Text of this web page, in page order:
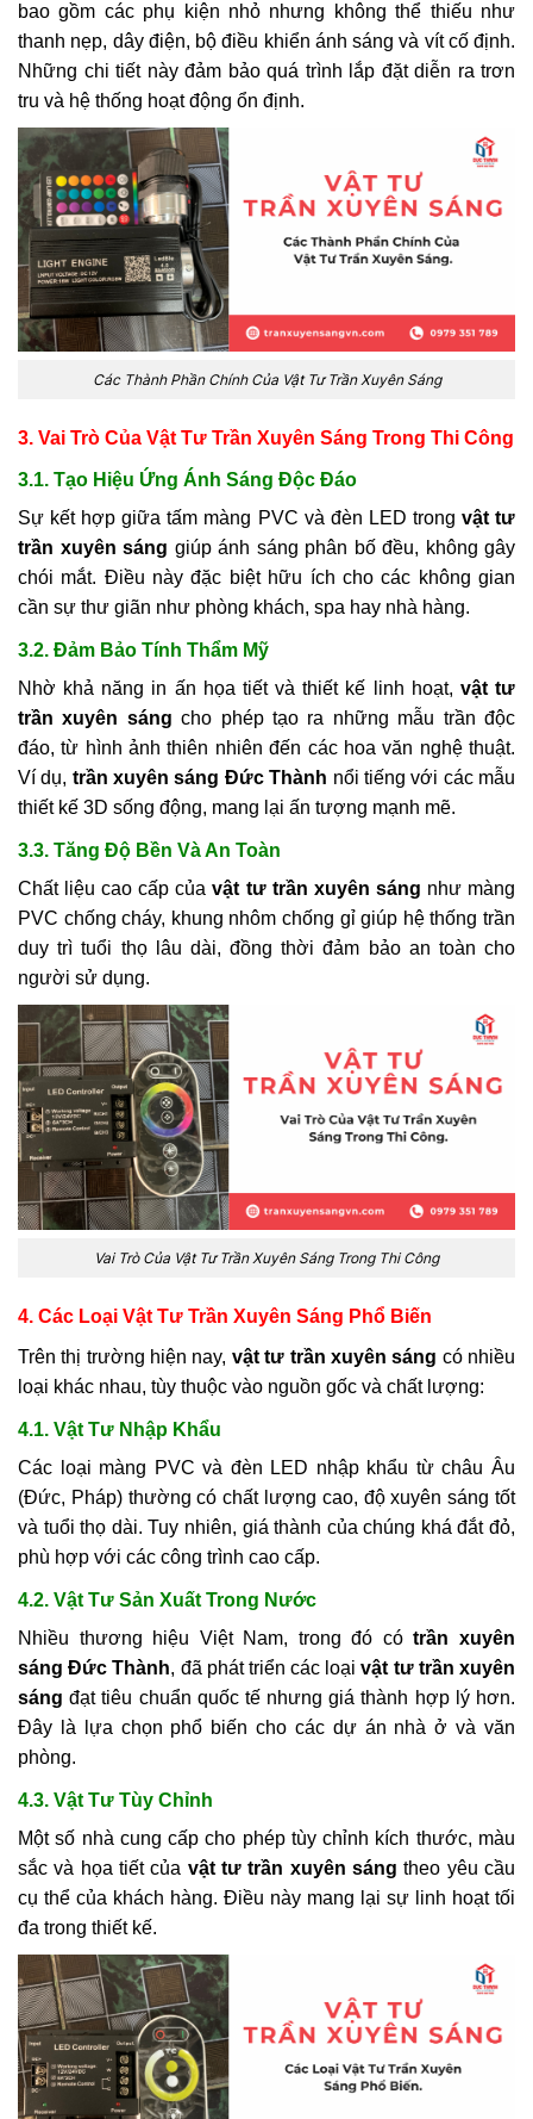
bao gồm các phụ kiện nhỏ nhưng không thể thiếu như
thanh nẹp, dây điện, bộ điều khiển ánh sáng và vít cố định.
Những chi tiết này đảm bảo quá trình lắp đặt diễn ra trơn
tru và hệ thống hoạt động ổn định.
Các Thành Phần Chính Của Vật Tư Trần Xuyên Sáng
3. Vai Trò Của Vật Tư Trần Xuyên Sáng Trong Thi Công
3.1. Tạo Hiệu Ứng Ánh Sáng Độc Đáo
Sự kết hợp giữa tấm màng PVC và đèn LED trong vật tư
trần xuyên sáng giúp ánh sáng phân bố đều, không gây
chói mắt. Điều này đặc biệt hữu ích cho các không gian
cần sự thư giãn như phòng khách, spa hay nhà hàng.
3.2. Đảm Bảo Tính Thẩm Mỹ
Nhờ khả năng in ấn họa tiết và thiết kế linh hoạt, vật tư
trần xuyên sáng cho phép tạo ra những mẫu trần độc
đáo, từ hình ảnh thiên nhiên đến các hoa văn nghệ thuật.
Ví dụ, trần xuyên sáng Đức Thành nổi tiếng với các mẫu
thiết kế 3D sống động, mang lại ấn tượng mạnh mẽ.
3.3. Tăng Độ Bền Và An Toàn
Chất liệu cao cấp củavật tư trần xuyên sáng như màng
PVC chống cháy, khung nhôm chống gỉ giúp hệ thống trần
duy trì tuổi thọ lâu dài, đồng thời đảm bảo an toàn cho
người sử dụng.
Vai Trò Của Vật Tư Trần Xuyên Sáng Trong Thi Công
4. Các Loại Vật Tư Trần Xuyên Sáng Phổ Biến
Trên thị trường hiện nay, vật tư trần xuyên sáng có nhiều
loại khác nhau, tùy thuộc vào nguồn gốc và chất lượng:
4.1. Vật Tư Nhập Khẩu
Các loại màng PVC và đèn LED nhập khẩu từ châu Âu
(Đức, Pháp) thường có chất lượng cao, độ xuyên sáng tốt
và tuổi thọ dài. Tuy nhiên, giá thành của chúng khá đắt đỏ,
phù hợp với các công trình cao cấp.
4.2. Vật Tư Sản Xuất Trong Nước
Nhiều thương hiệu Việt Nam, trong đó cótrần xuyên
sáng Đức Thành, đã phát triển các loạivật tư trần xuyên
sáng đạt tiêu chuẩn quốc tế nhưng giá thành hợp lý hơn.
Đây là lựa chọn phổ biến cho các dự án nhà ở và văn
phòng.
4.3. Vật Tư Tùy Chỉnh
Một số nhà cung cấp cho phép tùy chỉnh kích thước, màu
sắc và họa tiết của vật tư trần xuyên sáng theo yêu cầu
cụ thể của khách hàng. Điều này mang lại sự linh hoạt tối
đa trong thiết kế.